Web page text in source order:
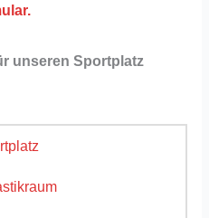
unseren Sportplatz